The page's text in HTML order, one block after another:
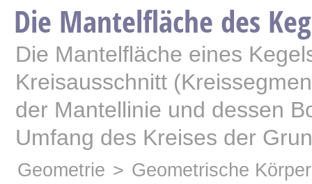
Die Mantelfläche des
Die Mantelfläche eines
Kreisausschnitt
der Mantellinie und dessen
Umfang des Kreises der
Geometrie > Geometrische Körper